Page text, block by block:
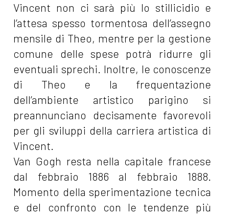
Vincent non ci sarà più lo stillicidio e
l’attesa spesso tormentosa dell’assegno
mensile di Theo, mentre per la gestione
comune delle spese potrà ridurre gli
eventuali sprechi. Inoltre, le conoscenze
di Theo e la frequentazione
dell’ambiente artistico parigino si
preannunciano decisamente favorevoli
per gli sviluppi della carriera artistica di
Vincent.
Van Gogh resta nella capitale francese
dal febbraio 1886 al febbraio 1888.
Momento della sperimentazione tecnica
e del confronto con le tendenze più